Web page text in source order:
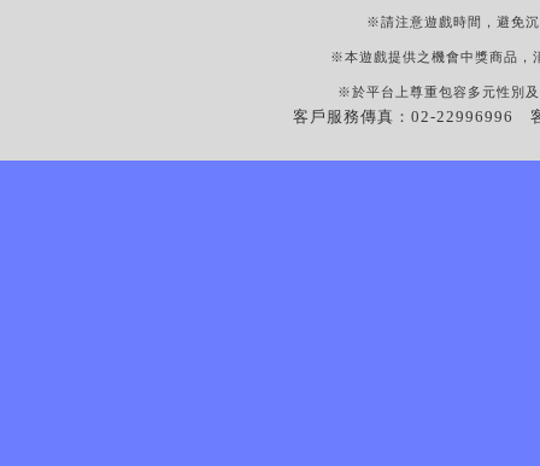
※請注意遊戲時間，避免
※本遊戲提供之機會中獎商品，
※於平台上尊重包容多元性別
客戶服務傳真：02-22996996